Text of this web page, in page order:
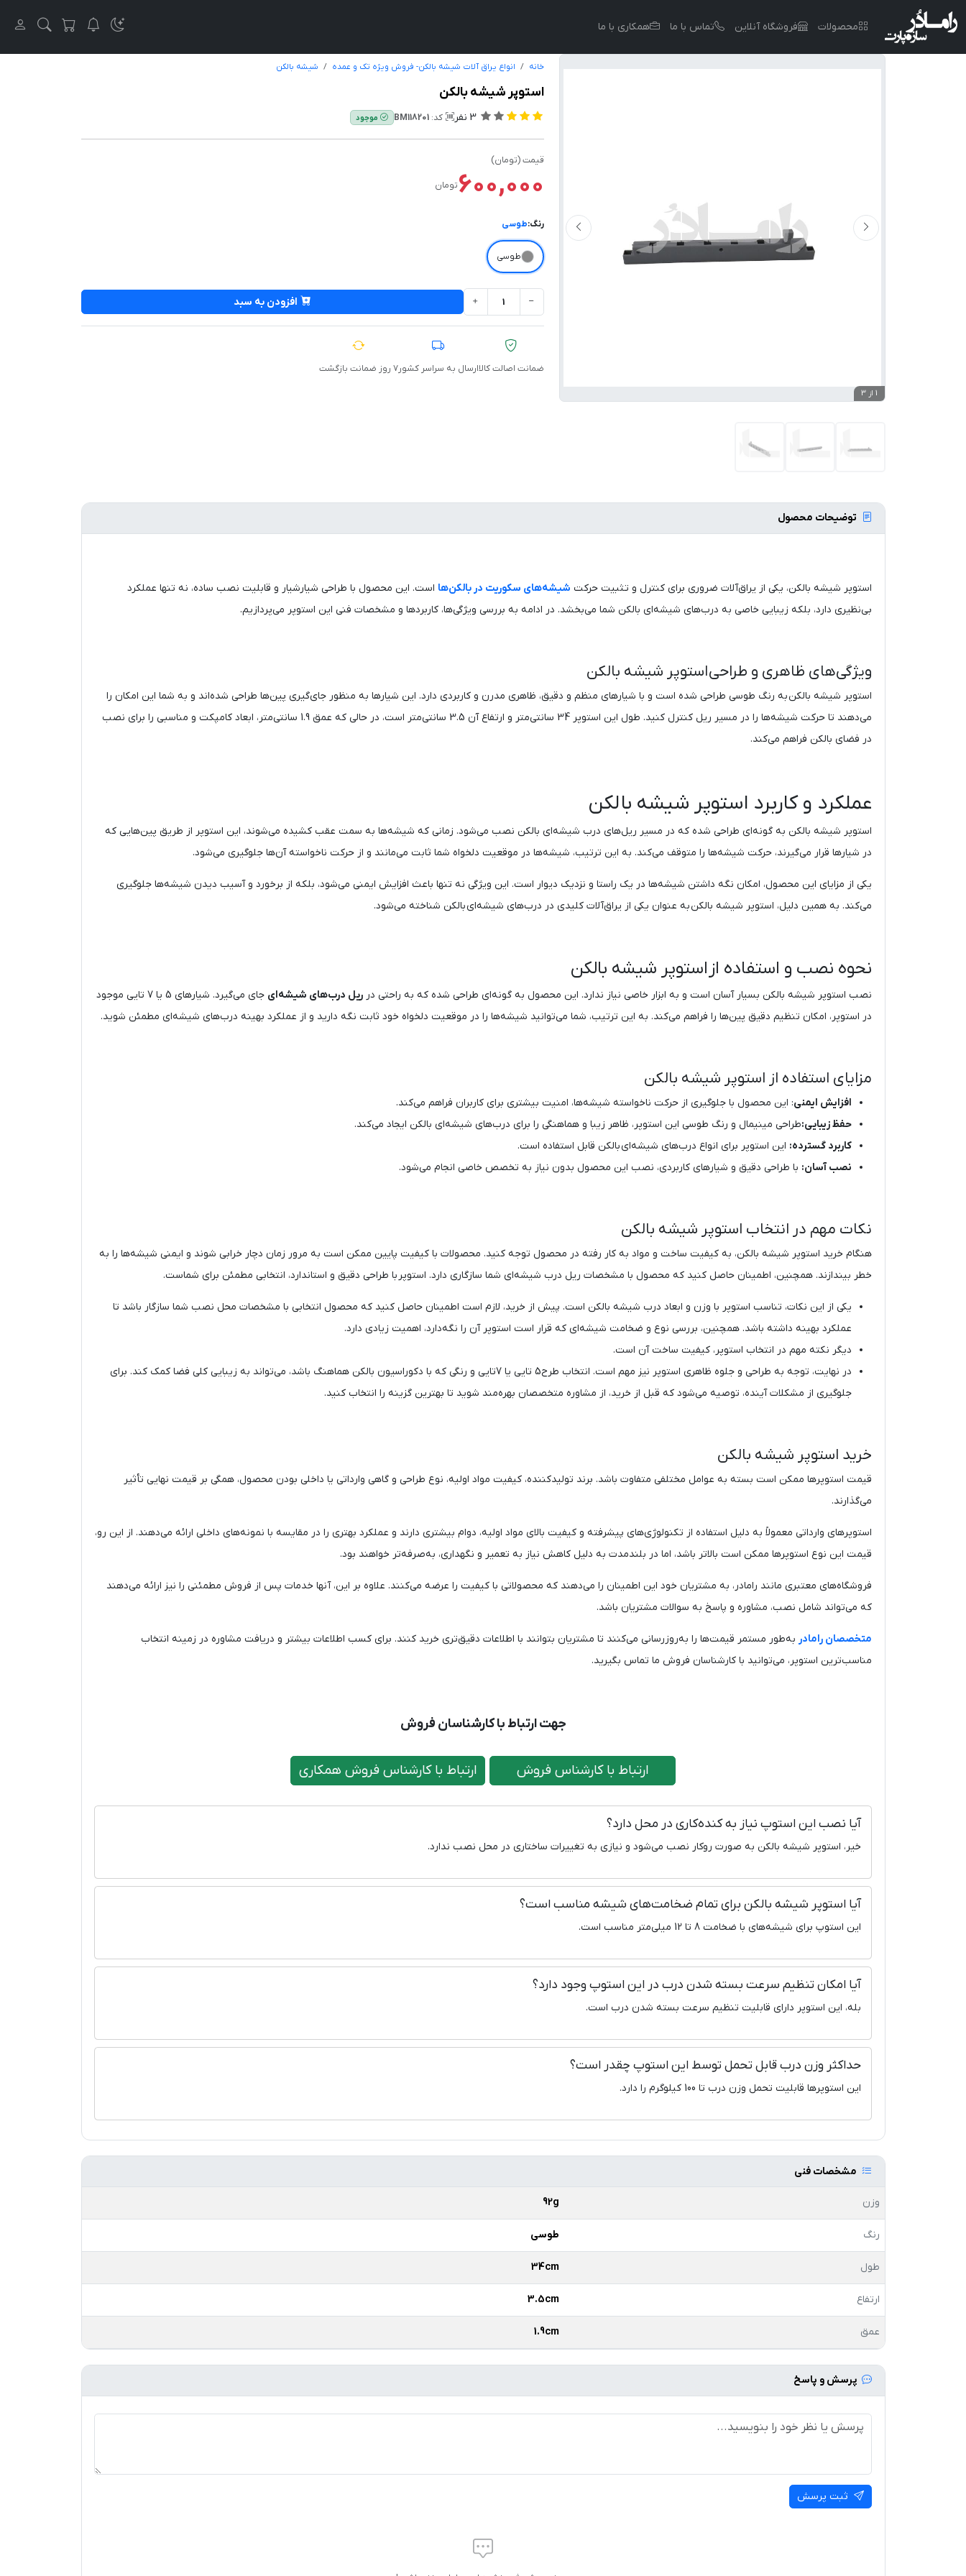
محصولات فروشگاه آنلاین تماس با ما همکاری با ما
1 از 3
خانه انواع یراق آلات شیشه بالکن- فروش ویژه تک و عمده شیشه بالکن
استوپر شیشه بالکن
3 نفر کد: BM118201 موجود
قیمت (تومان)
600,000تومان
رنگ:طوسی
طوسی
افزودن به سبد
ضمانت اصالت کالاارسال به سراسر کشور۷ روز ضمانت بازگشت
توضیحات محصول
استوپر شیشه بالکن، یکی از یراق‌آلات ضروری برای کنترل و تثبیت حرکت شیشه‌های سکوریت در بالکن‌ها است. این محصول با طراحی شیارشیار و قابلیت نصب ساده، نه تنها عملکرد
بی‌نظیری دارد، بلکه زیبایی خاصی به درب‌های شیشه‌ای بالکن شما می‌بخشد. در ادامه به بررسی ویژگی‌ها، کاربردها و مشخصات فنی این استوپر می‌پردازیم.
ویژگی‌های ظاهری و طراحی استوپر شیشه بالکن
استوپر شیشه بالکن به رنگ طوسی طراحی شده است و با شیارهای منظم و دقیق، ظاهری مدرن و کاربردی دارد. این شیارها به منظور جای‌گیری پین‌ها طراحی شده‌اند و به شما این امکان را
می‌دهند تا حرکت شیشه‌ها را در مسیر ریل کنترل کنید. طول این استوپر 34 سانتی‌متر و ارتفاع آن 3.5 سانتی‌متر است، در حالی که عمق 1.9 سانتی‌متر، ابعاد کامپکت و مناسبی را برای نصب
در فضای بالکن فراهم می‌کند.
عملکرد و کاربرد استوپر شیشه بالکن
استوپر شیشه بالکن به گونه‌ای طراحی شده که در مسیر ریل‌های درب شیشه‌ای بالکن نصب می‌شود. زمانی که شیشه‌ها به سمت عقب کشیده می‌شوند، این استوپر از طریق پین‌هایی که
در شیارها قرار می‌گیرند، حرکت شیشه‌ها را متوقف می‌کند. به این ترتیب، شیشه‌ها در موقعیت دلخواه شما ثابت می‌مانند و از حرکت ناخواسته آن‌ها جلوگیری می‌شود.
یکی از مزایای این محصول، امکان نگه داشتن شیشه‌ها در یک راستا و نزدیک دیوار است. این ویژگی نه تنها باعث افزایش ایمنی می‌شود، بلکه از برخورد و آسیب دیدن شیشه‌ها جلوگیری
می‌کند. به همین دلیل، استوپر شیشه بالکن به عنوان یکی از یراق‌آلات کلیدی در درب‌های شیشه‌ای بالکن شناخته می‌شود.
نحوه نصب و استفاده از استوپر شیشه بالکن
نصب استوپر شیشه بالکن بسیار آسان است و به ابزار خاصی نیاز ندارد. این محصول به گونه‌ای طراحی شده که به راحتی در ریل درب‌های شیشه‌ای
جای می‌گیرد. شیارهای 5 یا 7 تایی موجود
در استوپر، امکان تنظیم دقیق پین‌ها را فراهم می‌کند. به این ترتیب، شما می‌توانید شیشه‌ها را در موقعیت دلخواه خود ثابت نگه دارید و از عملکرد بهینه درب‌های شیشه‌ای مطمئن شوید.
مزایای استفاده از استوپر شیشه بالکن
افزایش ایمنی: این محصول با جلوگیری از حرکت ناخواسته شیشه‌ها، امنیت بیشتری برای کاربران فراهم می‌کند.
حفظ زیبایی:طراحی مینیمال و رنگ طوسی این استوپر، ظاهر زیبا و هماهنگی را برای درب‌های شیشه‌ای بالکن ایجاد می‌کند.
کاربرد گسترده: این استوپر برای انواع درب‌های شیشه‌ای بالکن قابل استفاده است.
نصب آسان: با طراحی دقیق و شیارهای کاربردی، نصب این محصول بدون نیاز به تخصص خاصی انجام می‌شود.
نکات مهم در انتخاب استوپر شیشه بالکن
هنگام خرید استوپر شیشه بالکن، به کیفیت ساخت و مواد به کار رفته در محصول توجه کنید. محصولات با کیفیت پایین ممکن است به مرور زمان دچار خرابی شوند و ایمنی شیشه‌ها را به
خطر بیندازند. همچنین، اطمینان حاصل کنید که محصول با مشخصات ریل درب شیشه‌ای شما سازگاری دارد. استوپر با طراحی دقیق و استاندارد، انتخابی مطمئن برای شماست.
یکی از این نکات، تناسب استوپر با وزن و ابعاد درب شیشه‌ بالکن است. پیش از خرید، لازم است اطمینان حاصل کنید که محصول انتخابی با مشخصات محل نصب شما سازگار باشد تا
عملکرد بهینه داشته باشد. همچنین، بررسی نوع و ضخامت شیشه‌ای که قرار است استوپر آن را نگه‌دارد، اهمیت زیادی دارد.
دیگر نکته مهم در انتخاب استوپر، کیفیت ساخت آن است.
در نهایت، توجه به طراحی و جلوه ظاهری استوپر نیز مهم است. انتخاب طرح5 تایی یا 7تایی و رنگی که با دکوراسیون بالکن هماهنگ باشد، می‌تواند به زیبایی کلی فضا کمک کند. برای
جلوگیری از مشکلات آینده، توصیه می‌شود که قبل از خرید، از مشاوره متخصصان بهره‌مند شوید تا بهترین گزینه را انتخاب کنید.
خرید استوپر شیشه بالکن
قیمت استوپرها ممکن است بسته به عوامل مختلفی متفاوت باشد. برند تولیدکننده، کیفیت مواد اولیه، نوع طراحی و گاهی وارداتی یا داخلی بودن محصول، همگی بر قیمت نهایی تأثیر
می‌گذارند.
استوپرهای وارداتی معمولاً به دلیل استفاده از تکنولوژی‌های پیشرفته و کیفیت بالای مواد اولیه، دوام بیشتری دارند و عملکرد بهتری را در مقایسه با نمونه‌های داخلی ارائه می‌دهند. از این رو،
قیمت این نوع استوپرها ممکن است بالاتر باشد، اما در بلندمدت به دلیل کاهش نیاز به تعمیر و نگهداری، به‌صرفه‌تر خواهند بود.
فروشگاه‌های معتبری مانند رامادر، به مشتریان خود این اطمینان را می‌دهند که محصولاتی با کیفیت را عرضه می‌کنند. علاوه بر این، آنها خدمات پس از فروش مطمئنی را نیز ارائه می‌دهند
که می‌تواند شامل نصب، مشاوره و پاسخ به سوالات مشتریان باشد.
متخصصان رامادر به‌طور مستمر قیمت‌ها را به‌روزرسانی می‌کنند تا مشتریان بتوانند با اطلاعات دقیق‌تری خرید کنند. برای کسب اطلاعات بیشتر و دریافت مشاوره در زمینه انتخاب
مناسب‌ترین استوپر، می‌توانید با کارشناسان فروش ما تماس بگیرید.
جهت ارتباط با کارشناسان فروش
ارتباط با کارشناس فروش ارتباط با کارشناس فروش همکاری
آیا نصب این استوپ نیاز به کنده‌کاری در محل دارد؟
خیر، استوپر شیشه بالکن به صورت روکار نصب می‌شود و نیازی به تغییرات ساختاری در محل نصب ندارد.
آیا استوپر شیشه بالکن برای تمام ضخامت‌های شیشه مناسب است؟
این استوپ برای شیشه‌های با ضخامت 8 تا 12 میلی‌متر مناسب است.
آیا امکان تنظیم سرعت بسته شدن درب در این استوپ وجود دارد؟
بله، این استوپر دارای قابلیت تنظیم سرعت بسته شدن درب است.
حداکثر وزن درب قابل تحمل توسط این استوپ چقدر است؟
این استوپرها قابلیت تحمل وزن درب تا 100 کیلوگرم را دارد.
مشخصات فنی
وزن 92g
رنگ طوسی
طول 34cm
ارتفاع 3.5cm
عمق 1.9cm
پرسش و پاسخ
ثبت پرسش